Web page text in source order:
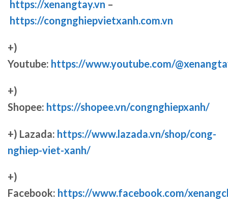
https://xenangtay.vn –
https://congnghiepvietxanh.com.vn
+)
Youtube: https://www.youtube.com/
+)
Shopee: https://shopee.vn/congnghiepxanh/
+) Lazada: https://www.lazada.vn/shop/cong-
nghiep-viet-xanh/
+)
Facebook: https://www.facebook.com/